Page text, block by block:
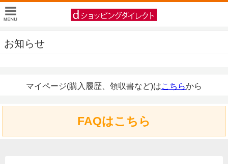
お知らせ
マイページ(購入履歴、領収書など)はこちらから
FAQはこちら